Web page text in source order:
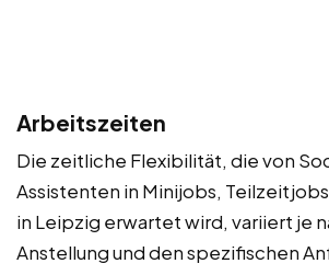
Arbeitszeiten
Die zeitliche Flexibilität, die von
Assistenten in Minijobs,
in Leipzig erwartet wird, variiert je
Anstellung und den spezifischen